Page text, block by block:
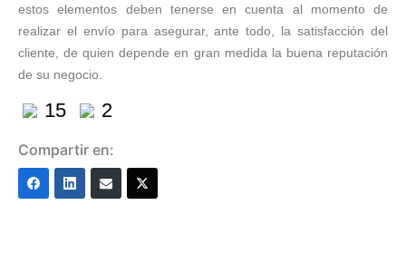
estos elementos deben tenerse en cuenta al momento de
realizar el envío para asegurar, ante todo, la satisfacción del
cliente, de quien depende en gran medida la buena reputación
de su negocio.
15 2
Compartir en: